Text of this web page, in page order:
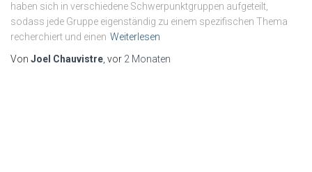
haben sich in verschiedene Schwerpunktgruppen aufgeteilt,
sodass jede Gruppe eigenständig zu einem spezifischen Thema
recherchiert und einen Weiterlesen
Von Joel Chauvistre , vor 2 Monaten